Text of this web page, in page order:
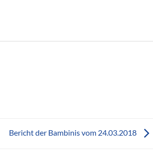
Bericht der Bambinis vom 24.03.2018